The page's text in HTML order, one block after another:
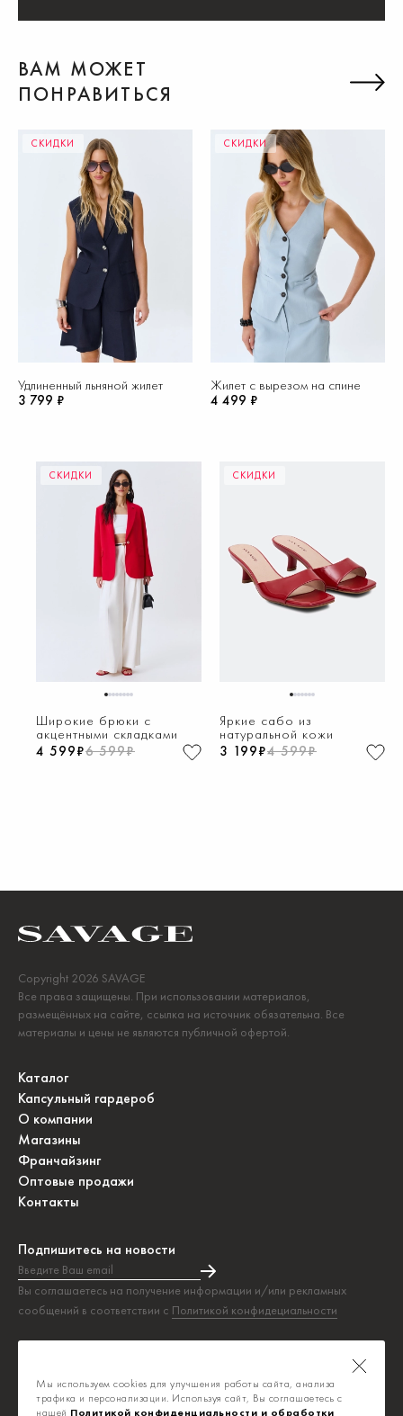
ВАМ МОЖЕТ
ПОНРАВИТЬСЯ
СКИДКИ
Удлиненный льняной жилет
3 799 ₽
СКИДКИ
Жилет с вырезом на спине
4 499 ₽
СКИДКИ
12345678
Широкие брюки с
акцентными складками
4 599₽6 599₽
СКИДКИ
1234567
Яркие сабо из
натуральной кожи
3 199₽4 599₽
Copyright 2026 SAVAGE
Все права защищены. При использовании материалов,
размещённых на сайте, ссылка на источник обязательна. Все
материалы и цены не являются публичной офертой.
Каталог
Капсульный гардероб
О компании
Магазины
Франчайзинг
Оптовые продажи
Контакты
Подпишитесь на новости
Введите Ваш email
Вы соглашаетесь на получение информации и/или рекламных
сообщений в соответствии с Политикой конфидециальности
Подписка на новости прошла успешно!
Политика конфиденциальности
Публичная оферта
Мы используем cookies для улучшения работы сайта, анализа
трафика и персонализации. Используя сайт, Вы соглашаетесь с
нашей Политикой конфиденциальности и обработки